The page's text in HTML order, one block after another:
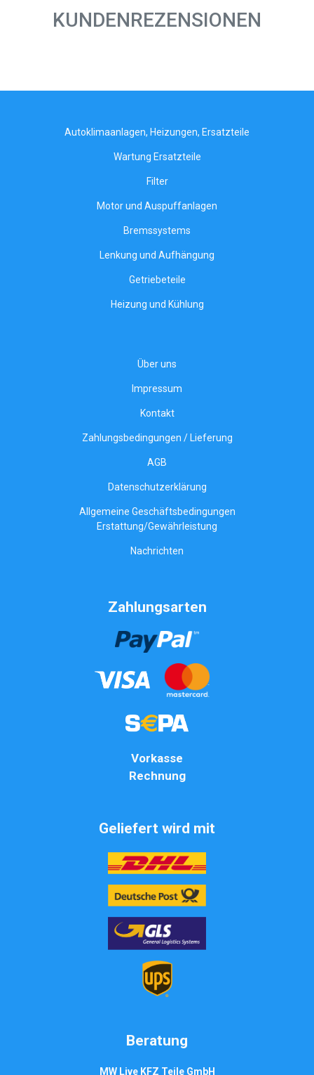
KUNDENREZENSIONEN
Autoklimaanlagen, Heizungen, Ersatzteile
Wartung Ersatzteile
Filter
Motor und Auspuffanlagen
Bremssystems
Lenkung und Aufhängung
Getriebeteile
Heizung und Kühlung
Über uns
Impressum
Kontakt
Zahlungsbedingungen / Lieferung
AGB
Datenschutzerklärung
Allgemeine Geschäftsbedingungen
Erstattung/Gewährleistung
Nachrichten
Zahlungsarten
Vorkasse
Rechnung
Geliefert wird mit
Beratung
MW Live KFZ Teile GmbH